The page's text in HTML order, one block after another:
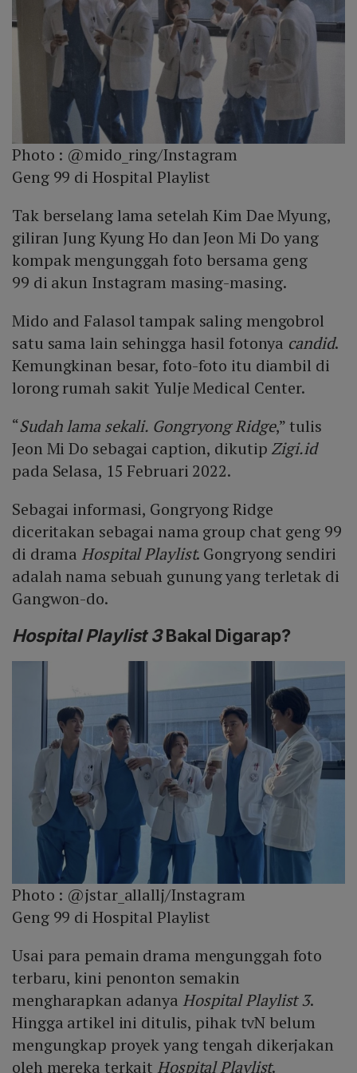
Photo : @mido_ring/Instagram
Geng 99 di Hospital Playlist
Tak berselang lama setelah Kim Dae Myung,
giliran Jung Kyung Ho dan Jeon Mi Do yang
kompak mengunggah foto bersama geng
99 di akun Instagram masing-masing.
Mido and Falasol tampak saling mengobrol
satu sama lain sehingga hasil fotonya candid.
Kemungkinan besar, foto-foto itu diambil di
lorong rumah sakit Yulje Medical Center.
“Sudah lama sekali. Gongryong Ridge,” tulis
Jeon Mi Do sebagai caption, dikutip Zigi.id
pada Selasa, 15 Februari 2022.
Sebagai informasi, Gongryong Ridge
diceritakan sebagai nama group chat geng 99
di drama Hospital Playlist. Gongryong sendiri
adalah nama sebuah gunung yang terletak di
Gangwon-do.
Hospital Playlist 3Bakal Digarap?
Photo : @jstar_allallj/Instagram
Geng 99 di Hospital Playlist
Usai para pemain drama mengunggah foto
terbaru, kini penonton semakin
mengharapkan adanya Hospital Playlist 3.
Hingga artikel ini ditulis, pihak tvN belum
mengungkap proyek yang tengah dikerjakan
oleh mereka terkait Hospital Playlist.